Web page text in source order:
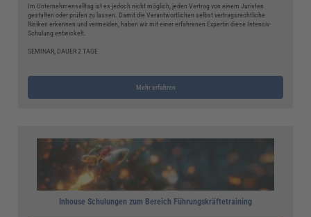
Im Unternehmensalltag ist es jedoch nicht möglich, jeden Vertrag von einem Juristen
gestalten oder prüfen zu lassen. Damit die Verantwortlichen selbst vertragsrechtliche
Risiken erkennen und vermeiden, haben wir mit einer erfahrenen Expertin diese Intensiv-
Schulung entwickelt.
SEMINAR, DAUER 2 TAGE
Mehr erfahren
Inhouse Schulungen zum Bereich Führungskräftetraining